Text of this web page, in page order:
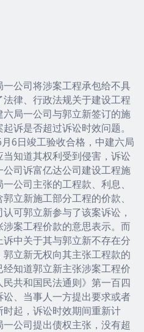
公司将涉案工程承包给不具
律、行政法规关于建设工程
局一公司与郭立新签订的施
诉是否超过诉讼时效问题。
6日竣工验收合格，中建六局
知道其权利受到侵害，诉讼
司诉富亿达公司建设工程施
公司主张的工程款、利息、
立新施工部分工程的价款、
可郭立新参与了该案诉讼，
案工程价款的意思表示。而
中关于其与郭立新不存在分
立新无权向其主张工程款的
知道郭立新主张涉案工程价
共和国民法通则》第一百四
、当事人一方提出要求或者
起，诉讼时效期间重新计
公司提出债权主张，没有超